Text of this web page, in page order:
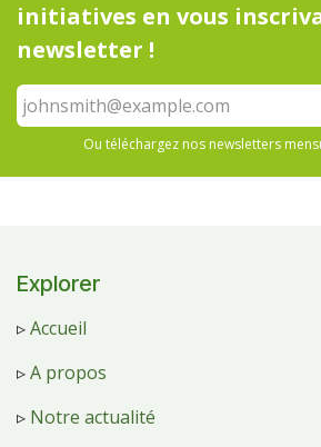
initiatives en vous
newsletter !
Ou téléchargez nos newsletters
Explorer
▹Accueil
▹A propos
▹ Notre actualité